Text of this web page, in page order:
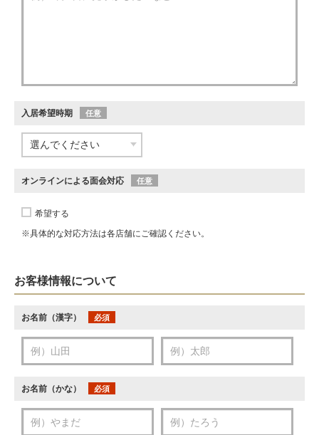
入居希望時期 任意
オンラインによる面会対応 任意
希望する
※具体的な対応方法は各店舗にご確認ください。
お客様情報について
お名前（漢字） 必須
お名前（かな） 必須